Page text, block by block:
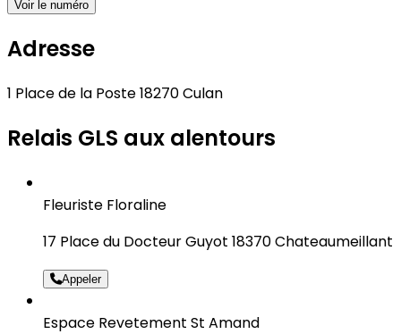
Voir le numéro
Adresse
1 Place de la Poste 18270 Culan
Relais GLS aux alentours
Fleuriste Floraline
17 Place du Docteur Guyot 18370 Chateaumeillant
Appeler
Espace Revetement St Amand